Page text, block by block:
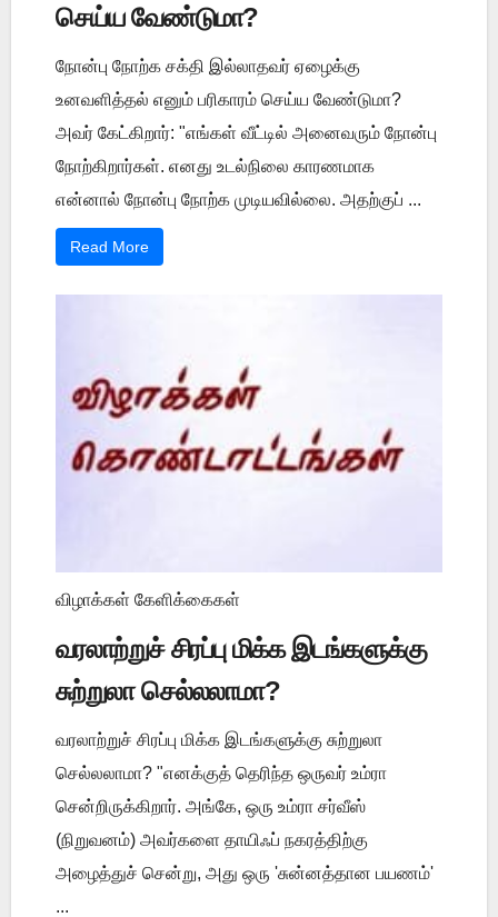
செய்ய வேண்டுமா?
நோன்பு நோற்க சக்தி இல்லாதவர் ஏழைக்கு
உனவளித்தல் எனும் பரிகாரம் செய்ய வேண்டுமா?
அவர் கேட்கிறார்: "எங்கள் வீட்டில் அனைவரும் நோன்பு
நோற்கிறார்கள். எனது உடல்நிலை காரணமாக
என்னால் நோன்பு நோற்க முடியவில்லை. அதற்குப் ...
Read More
விழாக்கள் கேளிக்கைகள்
வரலாற்றுச் சிரப்பு மிக்க இடங்களுக்கு
சுற்றுலா செல்லலாமா?
வரலாற்றுச் சிரப்பு மிக்க இடங்களுக்கு சுற்றுலா
செல்லலாமா? "எனக்குத் தெரிந்த ஒருவர் உம்ரா
சென்றிருக்கிறார். அங்கே, ஒரு உம்ரா சர்வீஸ்
(நிறுவனம்) அவர்களை தாயிஃப் நகரத்திற்கு
அழைத்துச் சென்று, அது ஒரு 'சுன்னத்தான பயணம்'
...